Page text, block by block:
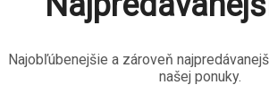
Najobľúbenejšie a zároveň
našej ponuky.